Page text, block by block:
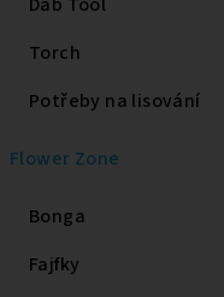
Torch
Potřeby na lisování
Flower Zone
Bonga
Fajfky